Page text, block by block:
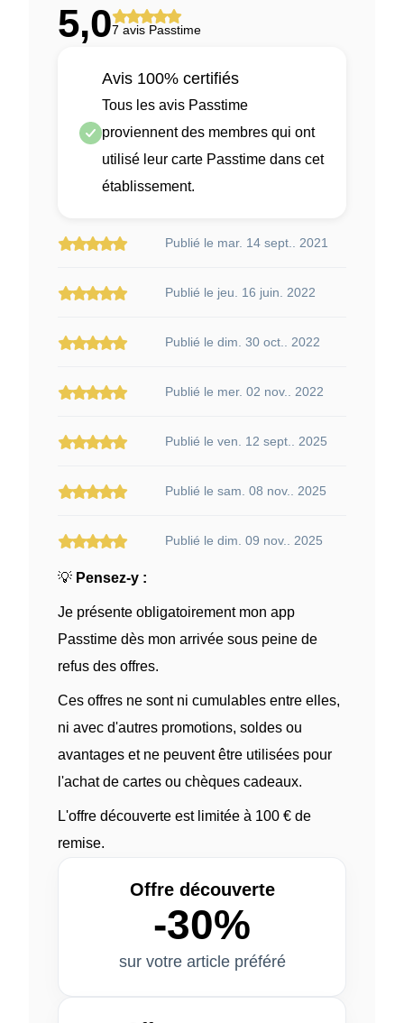
5,07 avis Passtime
Avis 100% certifiés
Tous les avis Passtime
proviennent des membres qui ont
utilisé leur carte Passtime dans cet
établissement.
Publié le mar. 14 sept.. 2021
Publié le jeu. 16 juin. 2022
Publié le dim. 30 oct.. 2022
Publié le mer. 02 nov.. 2022
Publié le ven. 12 sept.. 2025
Publié le sam. 08 nov.. 2025
Publié le dim. 09 nov.. 2025
💡 Pensez-y :
Je présente obligatoirement mon app
Passtime dès mon arrivée sous peine de
refus des offres.
Ces offres ne sont ni cumulables entre elles,
ni avec d'autres promotions, soldes ou
avantages et ne peuvent être utilisées pour
l'achat de cartes ou chèques cadeaux.
L'offre découverte est limitée à 100 € de
remise.
Offre découverte
-30%
sur votre article préféré